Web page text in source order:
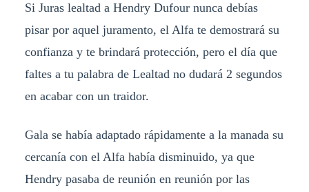
Si Juras lealtad a Hendry Dufour nunca debías
pisar por aquel juramento, el Alfa te demostrará su
confianza y te brindará protección, pero el día que
faltes a tu palabra de Lealtad no dudará 2 segundos
en acabar con un traidor.
Gala se había adaptado rápidamente a la manada su
cercanía con el Alfa había disminuido, ya que
Hendry pasaba de reunión en reunión por las